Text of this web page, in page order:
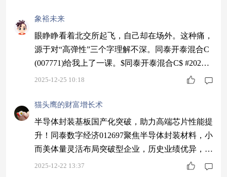
象裕未来
眼睁睁看着北交所起飞，自己却在场外。这种痛，
源于对“高弹性”三个字理解不深。同泰开泰混合C
(007771)给我上了一课。$同泰开泰混合C$ #2025
年 你的投资战绩如何？#
2025-12-25 10:18
猫头鹰的财富增长术
半导体封装基板国产化突破，助力高端芯片性能提
升！同泰数字经济012697聚焦半导体封装材料，小
而美体量灵活布局突破型企业，历史业绩优异，01
2697潜力可期～$同泰数字经济股票C$ #挖掘超额
2025-12-22 13:37